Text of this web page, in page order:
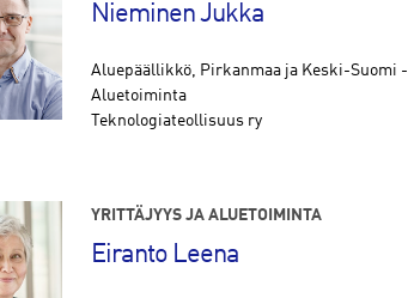
Nieminen Jukka
Aluepäällikkö, Pirkanmaa ja Keski-Suomi -
Aluetoiminta
Teknologiateollisuus ry
YRITTÄJYYS JA ALUETOIMINTA
Eiranto Leena